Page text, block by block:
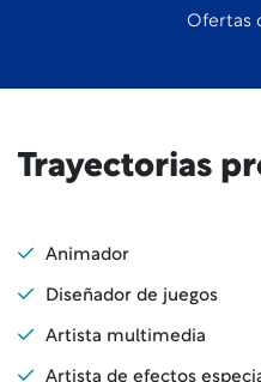
Ofertas
Trayectorias
Animador
Diseñador de juegos
Artista multimedia
Artista de efectos